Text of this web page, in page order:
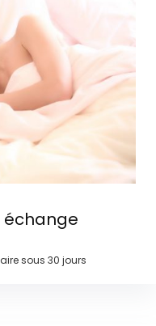
échange
sous 30 jours